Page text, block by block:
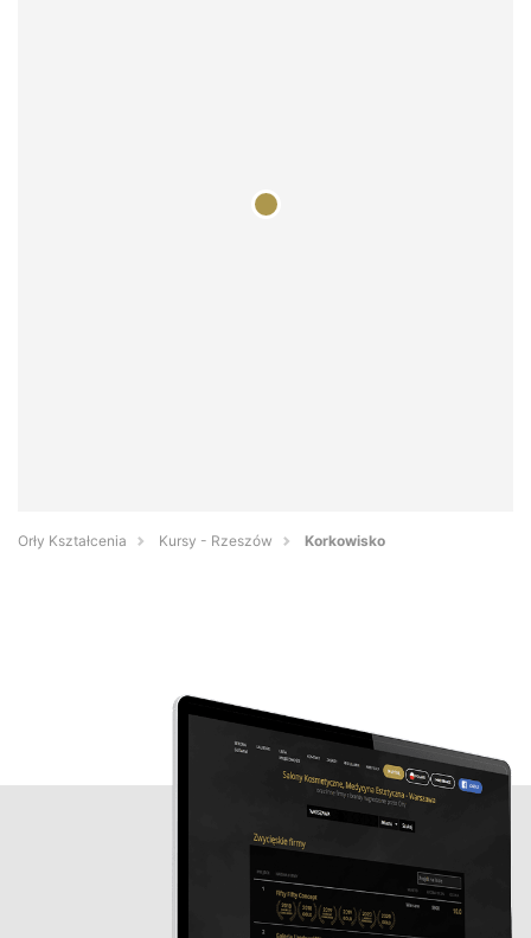
Orły Kształcenia Kursy - Rzeszów Korkowisko